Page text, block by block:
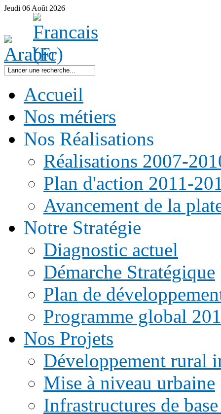
Jeudi 06 Août 2026
Accueil
Nos métiers
Nos Réalisations
Réalisations 2007-
Plan d'action 2011-
Avancement de la
Notre Stratégie
Diagnostic actuel
Démarche Stratégique
Plan de
Programme global
Nos Projets
Développement rural
Mise à niveau urbaine
Infrastructures de